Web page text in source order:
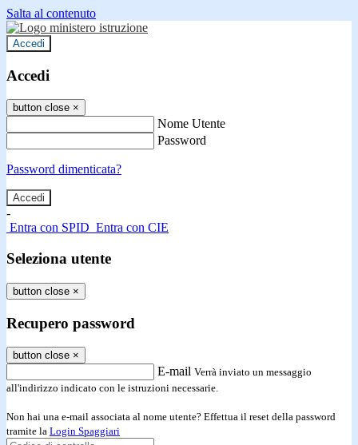
Salta al contenuto
Accedi
Accedi
button close ×
Nome Utente
Password
Password dimenticata?
-
Entra con SPID Entra con CIE
Seleziona utente
button close ×
Recupero password
button close ×
E-mail Verrà inviato un messaggio
all'indirizzo indicato con le istruzioni necessarie.
Non hai una e-mail associata al nome utente? Effettua il reset della password
tramite la Login Spaggiari